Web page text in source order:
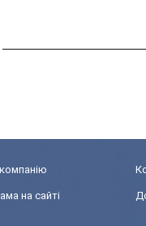
на сайті